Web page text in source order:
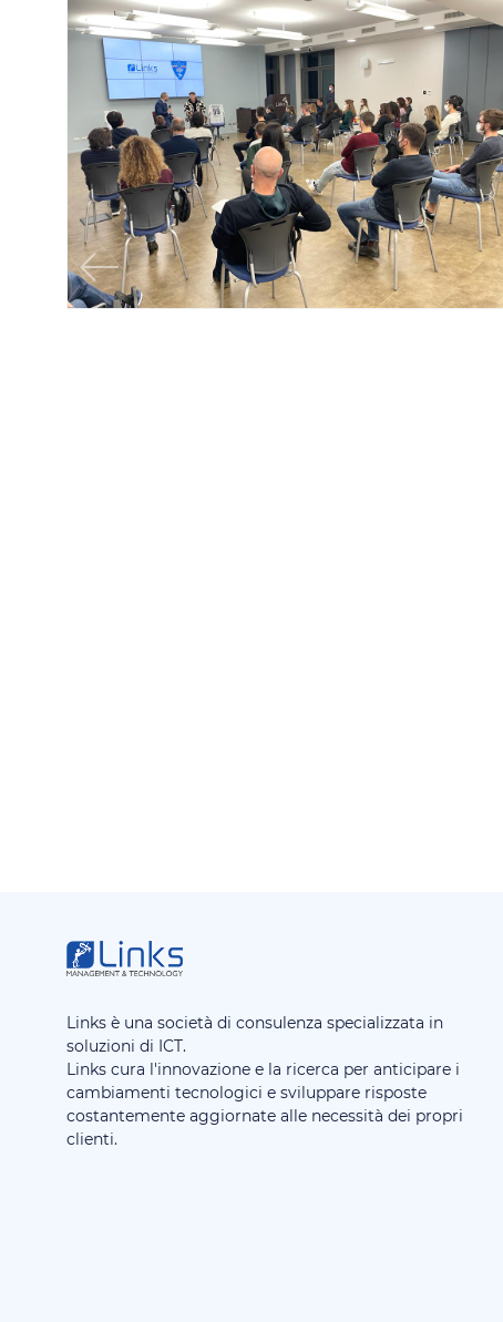
Links è una società di consulenza specializzata in
soluzioni di ICT.
Links cura l'innovazione e la ricerca per anticipare i
cambiamenti tecnologici e sviluppare risposte
costantemente aggiornate alle necessità dei propri
clienti.